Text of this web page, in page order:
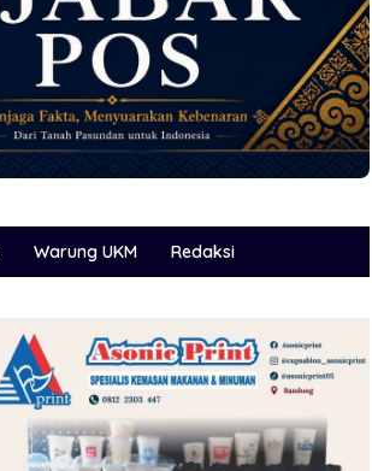
Warung UKM Redaksi